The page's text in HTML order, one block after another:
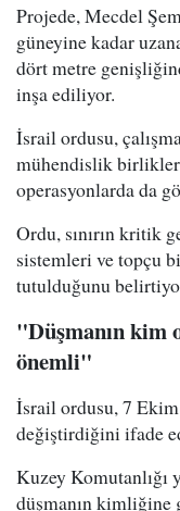
Projede, Mecdel
güneyine kadar
dört metre
inşa ediliyor.
İsrail ordusu,
mühendislik
operasyonlarda da
Ordu, sınırın kritik
sistemleri ve topçu
tutulduğunu
"Düşmanın kim
önemli"
İsrail ordusu, 7
değiştirdiğini ifade
Kuzey Komutanlığı
düşmanın kimliğine